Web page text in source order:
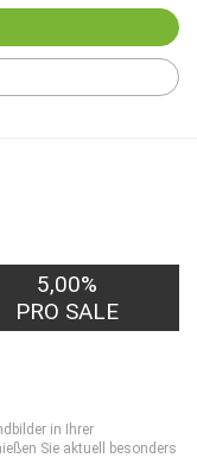
5,00%
PRO SALE
in Ihrer
Sie aktuell besonders